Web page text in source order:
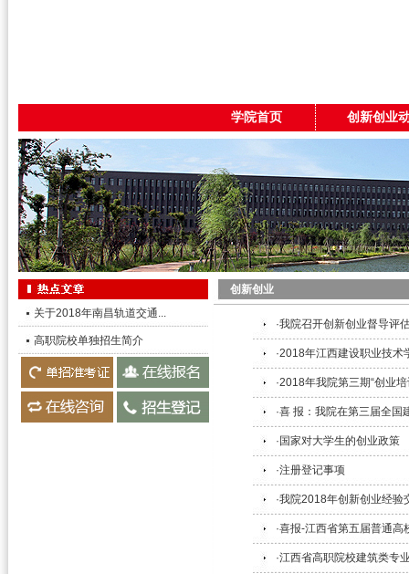
学院首页 创新创业
关于2018年南昌轨道交通...
高职院校单独招生简介
创新创业
·我院召开创新创业督导评
·2018年江西建设职业技术
·2018年我院第三期“创业
·喜 报：我院在第三届全
·国家对大学生的创业政策
·注册登记事项
·我院2018年创新创业经验
·喜报-江西省第五届普通
·江西省高职院校建筑类专